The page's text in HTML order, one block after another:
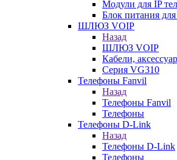
Модули для IP
Блок питания
ШЛЮЗ VOIP
Назад
ШЛЮЗ VOIP
Кабели,
Серия VG310
Телефоны Fanvil
Назад
Телефоны Fanvil
Телефоны
Телефоны D-Link
Назад
Телефоны D-Link
Телефоны